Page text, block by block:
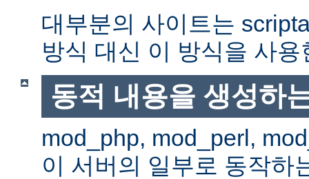
대부분의 사이트는
방식 대신 이 방식을 사용
동적 내용을 생성하
mod_php, mod_perl,
이 서버의 일부로 동작하